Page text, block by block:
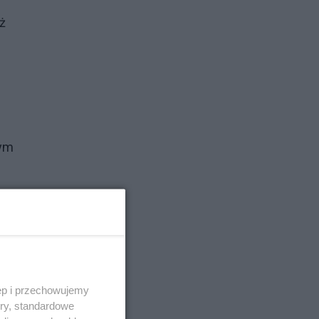
i przechowujemy
standardowe